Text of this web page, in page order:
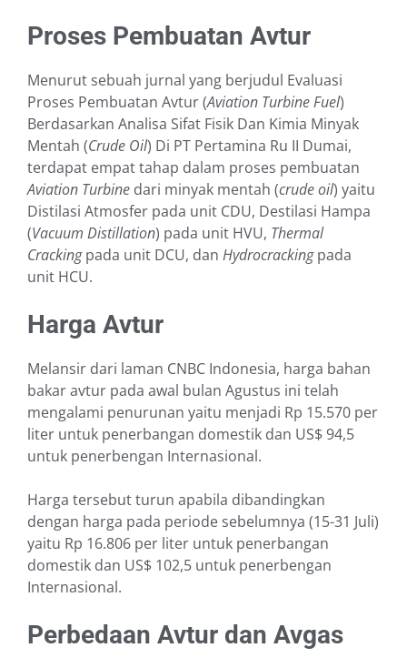
Proses Pembuatan Avtur
Menurut sebuah jurnal yang berjudul Evaluasi
Proses Pembuatan Avtur (Aviation Turbine Fuel)
Berdasarkan Analisa Sifat Fisik Dan Kimia Minyak
Mentah (Crude Oil) Di PT Pertamina Ru II Dumai,
terdapat empat tahap dalam proses pembuatan
Aviation Turbine dari minyak mentah (crude oil) yaitu
Distilasi Atmosfer pada unit CDU, Destilasi Hampa
(Vacuum Distillation) pada unit HVU, Thermal
Crackingpada unit DCU, dan Hydrocrackingpada
unit HCU.
Harga Avtur
Melansir dari laman CNBC Indonesia, harga bahan
bakar avtur pada awal bulan Agustus ini telah
mengalami penurunan yaitu menjadi Rp 15.570 per
liter untuk penerbangan domestik dan US$ 94,5
untuk penerbengan Internasional.
Harga tersebut turun apabila dibandingkan
dengan harga pada periode sebelumnya (15-31 Juli)
yaitu Rp 16.806 per liter untuk penerbangan
domestik dan US$ 102,5 untuk penerbengan
Internasional.
Perbedaan Avtur dan Avgas